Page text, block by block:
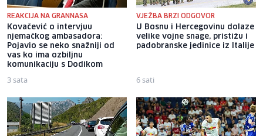
REAKCIJA NA GRANNASA
Kovačević o intervjuu
njemačkog ambasadora:
Pojavio se neko snažniji od
vas ko ima ozbiljnu
komunikaciju s Dodikom
3 sata
VJEŽBA BRZI ODGOVOR
U Bosnu i Hercegovinu dolaze
velike vojne snage, pristižu i
padobranske jedinice iz Italije
6 sati